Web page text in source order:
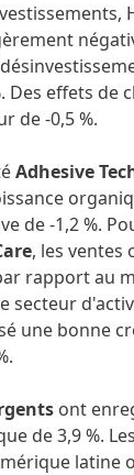
Des effets de
de -0,5 %.
Adhesive
de -1,2 %.
, les ventes
rapport au
secteur
une bonne
ont
de 3,9 %.
latine